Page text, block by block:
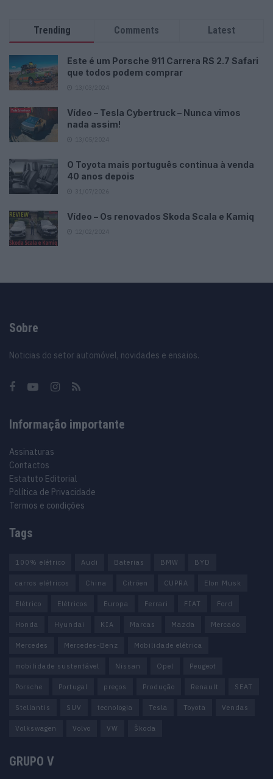
Trending Comments Latest
Este é um Porsche 911 Carrera RS 2.7 Safari
que todos podem comprar
Vídeo – Tesla Cybertruck – Nunca vimos
nada assim!
O Toyota mais português continua à venda
40 anos depois
Vídeo – Os renovados Skoda Scala e Kamiq
Sobre
Noticias do setor automóvel, novidades e ensaios.
Informação importante
Assinaturas
Contactos
Estatuto Editorial
Política de Privacidade
Termos e condições
Tags
100% elétrico Audi Baterias BMW BYD
carros elétricos China Citröen CUPRA Elon Musk
Elétrico Elétricos Europa Ferrari FIAT Ford
Honda Hyundai KIA Marcas Mazda Mercado
Mercedes Mercedes-Benz Mobilidade elétrica
mobilidade sustentável Nissan Opel Peugeot
Porsche Portugal preços Produção Renault SEAT
Stellantis SUV tecnologia Tesla Toyota Vendas
Volkswagen Volvo VW Škoda
GRUPO V